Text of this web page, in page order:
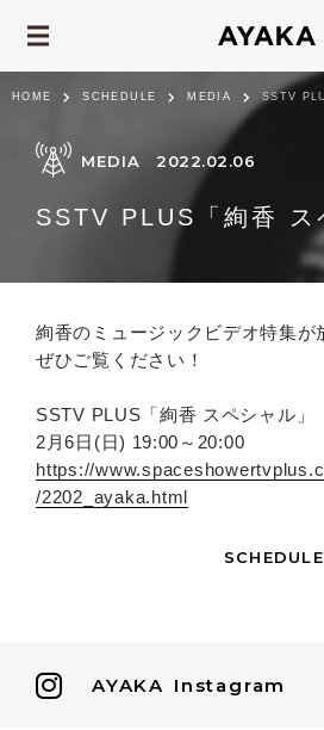
HOME SCHEDULE MEDIA
MEDIA 2022.02.06
SSTV PLUS「絢香 ス
絢香のミュージックビデオ特集が
ぜひご覧ください！
SSTV PLUS「絢香 スペシャル」
2月6日(日) 19:00～20:00
https://
/2202_ayaka.html
AYAKA Instagram